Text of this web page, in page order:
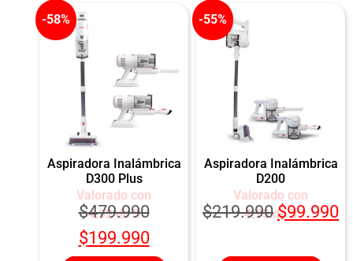
-58%
Aspiradora Inalámbrica
D300 Plus
Valorado con
4.92de 5
$479.990
$199.990
-55%
Aspiradora Inalámbrica
D200
Valorado con
4.93de 5
$219.990 $99.990